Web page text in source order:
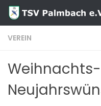
Zum Inhalt springen
VEREIN